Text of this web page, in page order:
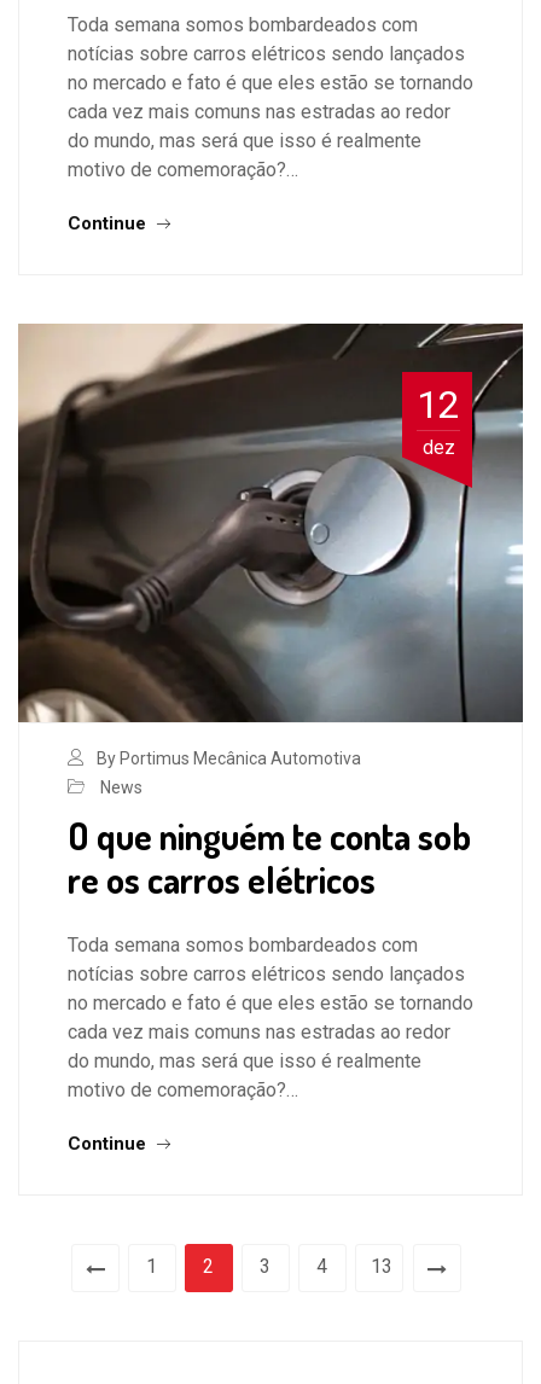
Toda semana somos bombardeados com
notícias sobre carros elétricos sendo lançados
no mercado e fato é que eles estão se tornando
cada vez mais comuns nas estradas ao redor
do mundo, mas será que isso é realmente
motivo de comemoração?…
Continue
12
dez
By Portimus Mecânica Automotiva
News
O que ninguém te conta sob
re os carros elétricos
Toda semana somos bombardeados com
notícias sobre carros elétricos sendo lançados
no mercado e fato é que eles estão se tornando
cada vez mais comuns nas estradas ao redor
do mundo, mas será que isso é realmente
motivo de comemoração?…
Continue
1 2 3 4 13